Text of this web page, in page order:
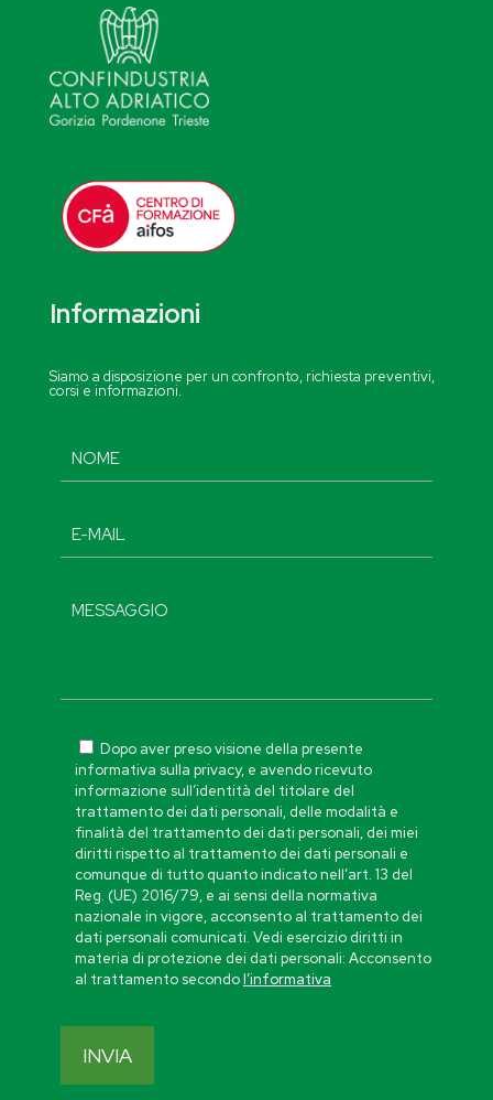
Informazioni
Siamo a disposizione per un confronto, richiesta preventivi,
corsi e informazioni.
Dopo aver preso visione della presente
informativa sulla privacy, e avendo ricevuto
informazione sull’identità del titolare del
trattamento dei dati personali, delle modalità e
finalità del trattamento dei dati personali, dei miei
diritti rispetto al trattamento dei dati personali e
comunque di tutto quanto indicato nell’art. 13 del
Reg. (UE) 2016/79, e ai sensi della normativa
nazionale in vigore, acconsento al trattamento dei
dati personali comunicati. Vedi esercizio diritti in
materia di protezione dei dati personali: Acconsento
al trattamento secondol’informativa